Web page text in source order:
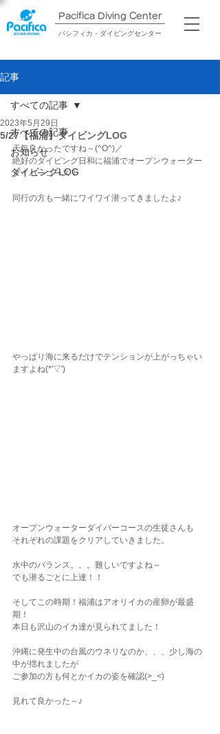
Pacifica Diving Center​
パシフィカ・ダイビングセンター
記事
すべての記事
お知らせ
ダイビングLOG
すべての記事
5/27【福浦】ダイビングLOG
2023年5月29日
天気良かったですね～(^O^)／
絶好のダイビング日和に福浦でオープンウォーター
ダイバーコース！
同行の方も一緒にワイワイ潜ってきましたよ♪
やっぱり海に来るだけでテンションが上がっちゃい
ますよね(*'▽')
オープンウォーターダイバーコースの生徒さんも
それぞれの課題をクリアしていきました。
水中のバランス。。。難しいですよね～
でも潜るごとに上達！！
そしてこの時期！福浦はアオリイカの産卵が最盛
期！
本日も沢山のイカ達が見られてました！
沖縄に発生中の台風のウネリなのか、、、少し海の
中が揺れましたが
ご参加の方も何とかイカの姿を確認(>_<)
見れて良かった～♪